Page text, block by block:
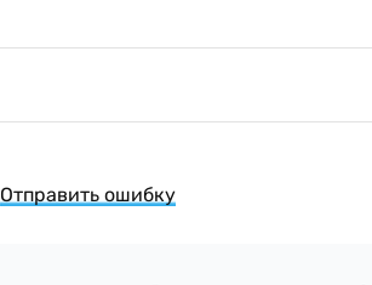
Отправить ошибку